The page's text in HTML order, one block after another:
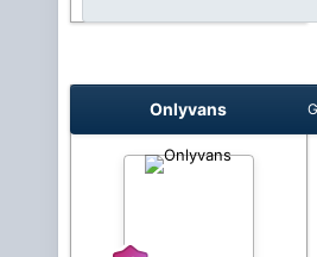
Onlyvans